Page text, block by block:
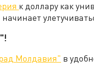
к доллару как
Молдавия" в